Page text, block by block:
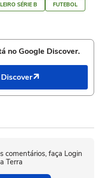
SÉRIE B
FUTEBOL
no Google Discover.
comentários, faça Login
Terra